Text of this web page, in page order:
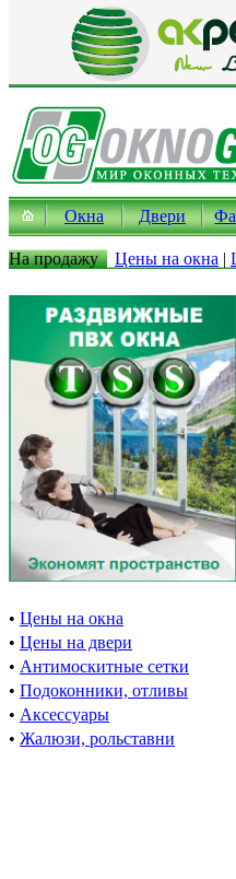
Окна Двери
На продажу Цены на окна |
• Цены на окна
• Цены на двери
• Антимоскитные сетки
• Подоконники, отливы
• Аксессуары
• Жалюзи, рольставни